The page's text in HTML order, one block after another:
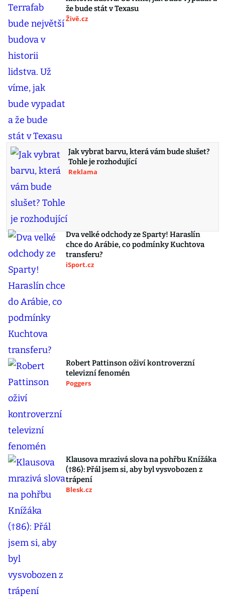
že bude stát v Texasu
Živě.cz
Jak vybrat barvu, která vám bude slušet?
Tohle je rozhodující
Reklama
Dva velké odchody ze Sparty! Haraslín
chce do Arábie, co podmínky Kuchtova
transferu?
iSport.cz
Robert Pattinson oživí kontroverzní
televizní fenomén
Poggers
Klausova mrazivá slova na pohřbu Knížáka
(†86): Přál jsem si, aby byl vysvobozen z
trápení
Blesk.cz